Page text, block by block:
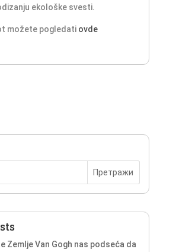
ekološke svesti.
možete pogledati ovde
Zemlje Van Gogh nas podseća da